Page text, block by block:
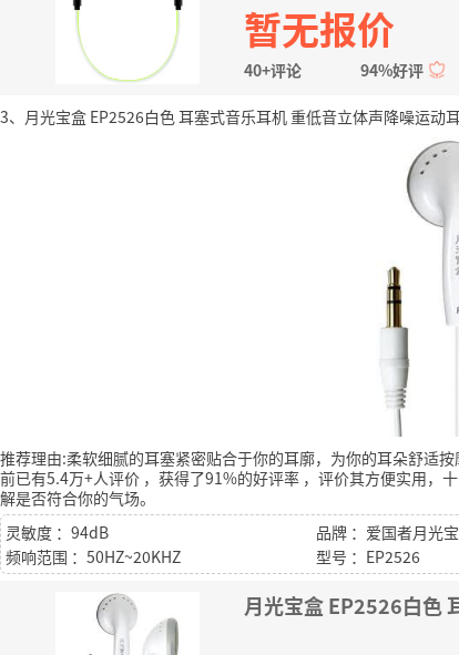
暂无报价
40+评论 94%好评
3、月光宝盒 EP2526白色 耳塞式音乐耳机 重低音立体声降噪运动
推荐理由:柔软细腻的耳塞紧密贴合于你的耳廓，为你的耳朵舒适
前已有5.4万+人评价 ，获得了91%的好评率 ，评价其方便实用，
解是否符合你的气场。
灵敏度 ：94dB
品牌 ：爱国者月光
频响范围 ：50HZ~20KHZ
型号 ：EP2526
月光宝盒 EP2526白色